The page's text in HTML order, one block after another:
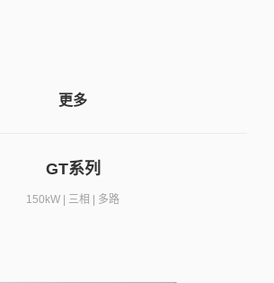
更多
GT系列
150kW | 三相 | 多路